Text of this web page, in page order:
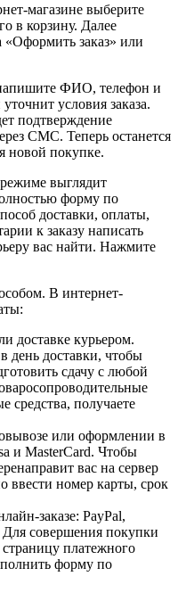
магазине выберите
в корзину. Далее
заказ» или
ФИО, телефон и
условия заказа.
подтверждение
СМС. Теперь останется
новой покупке.
выглядит
форму по
доставки, оплаты,
к заказу написать
вас найти. Нажмите
В интернет-
доставке курьером.
день доставки, чтобы
сдачу с любой
средства, получаете
или оформлении в
и MasterCard. Чтобы
вас на сервер
ввести номер карты, срок
заказе: PayPal,
совершения покупки
платежного
форму по